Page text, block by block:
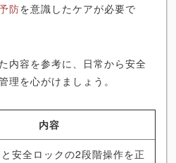
防を意識したケアが必要で
内容を参考に、日常から安全
理を心がけましょう。
内容
安全ロックの2段階操作を正